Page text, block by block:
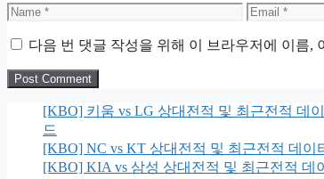
Name Email
다음 번 댓글 작성을 위해 이 브라우저에 이름,
[KBO] 키움 vs LG 상대전적 및 최근전적 데
드
[KBO] NC vs KT 상대전적 및 최근전적 데이
[KBO] KIA vs 삼성 상대전적 및 최근전적 데